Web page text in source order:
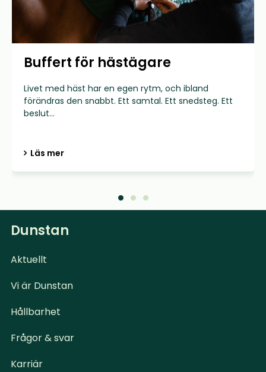
Buffert för hästägare
Livet med häst har en egen rytm, och ibland
förändras den snabbt. Ett samtal. Ett snedsteg. Ett
beslut...
Läs mer
Dunstan
Aktuellt
Vi är Dunstan
Hållbarhet
Frågor & svar
Karriär